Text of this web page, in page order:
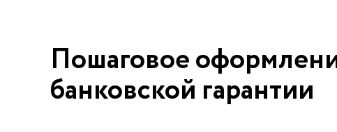
Пошаговое
банковской гарантии